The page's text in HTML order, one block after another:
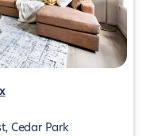
Cedar Park